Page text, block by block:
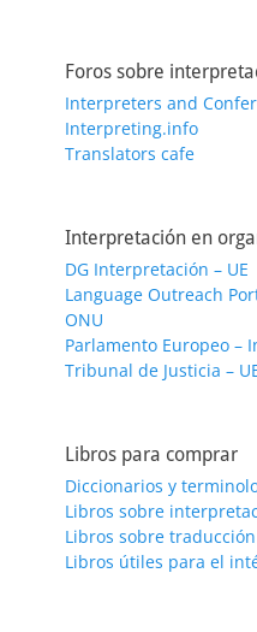
Foros sobre
Interpreters and
Interpreting.info
Translators cafe
Interpretación en
DG Interpretación – UE
Language Outreach
ONU
Parlamento Europeo –
Tribunal de Justicia –
Libros para comprar
Diccionarios y
Libros sobre
Libros sobre traducción
Libros útiles para el